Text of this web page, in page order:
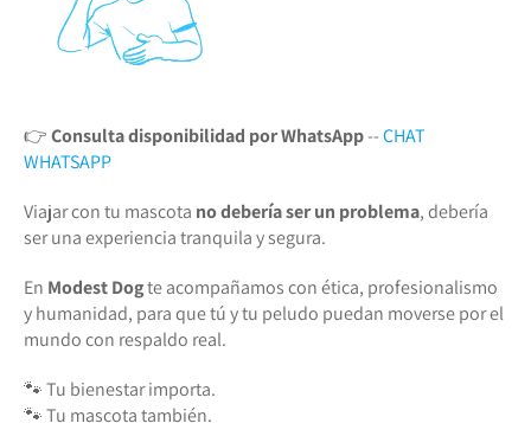
👉Consulta disponibilidad por WhatsApp--CHAT
WHATSAPP
Viajar con tu mascota no debería ser un problema, debería
ser una experiencia tranquila y segura.
En Modest Dogte acompañamos con ética, profesionalismo
y humanidad, para que tú y tu peludo puedan moverse por el
mundo con respaldo real.
🐾 Tu bienestar importa.
🐾 Tu mascota también.